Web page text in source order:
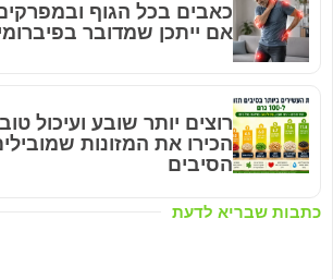
כתבות שבריא לדעת
כאבים בכל הגוף
אם ייתכן שמדובר
רוצים יותר שובע ועיכול
הכירו את המזונות
הסיבים